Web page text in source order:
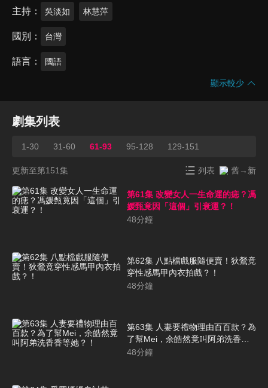
主持 吳淡如 林慧萍
國別 台灣
語言 國語
顯示較少
劇集列表
1-30 31-60 61-93 95-128 129-151
更新至第151集 列表 舊→新
第61集 改變女人一生命運的痣？馮
媛甄竟因「這個」引衰運？！
48分鐘
第62集 八點檔戲服隨便賣！狄鶯竟
穿性感馬甲內衣拍戲？！
48分鐘
第63集 人妻要禮物理由百百款？為
了幫Mei，余皓然竟叫阿弟洗香香
等她？！
48分鐘